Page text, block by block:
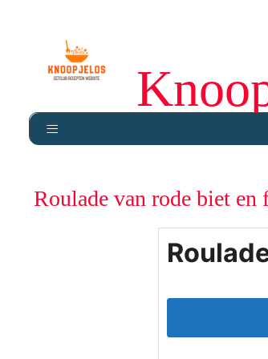
Roulade van rode biet en